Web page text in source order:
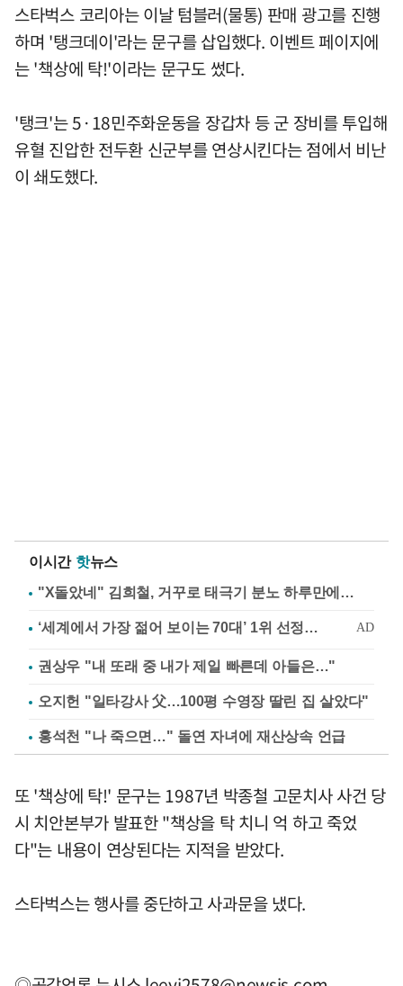
스타벅스 코리아는 이날 텀블러(물통) 판매 광고를 진행
하며 '탱크데이'라는 문구를 삽입했다. 이벤트 페이지에
는 '책상에 탁!'이라는 문구도 썼다.
'탱크'는 5·18민주화운동을 장갑차 등 군 장비를 투입해
유혈 진압한 전두환 신군부를 연상시킨다는 점에서 비난
이 쇄도했다.
이시간 핫뉴스
"X돌았네" 김희철, 거꾸로 태극기 분노 하루만에…
권상우 "내 또래 중 내가 제일 빠른데 아들은…"
오지헌 "일타강사 父…100평 수영장 딸린 집 살았다"
홍석천 "나 죽으면…" 돌연 자녀에 재산상속 언급
또 '책상에 탁!' 문구는 1987년 박종철 고문치사 사건 당
시 치안본부가 발표한 "책상을 탁 치니 억 하고 죽었
다"는 내용이 연상된다는 지적을 받았다.
스타벅스는 행사를 중단하고 사과문을 냈다.